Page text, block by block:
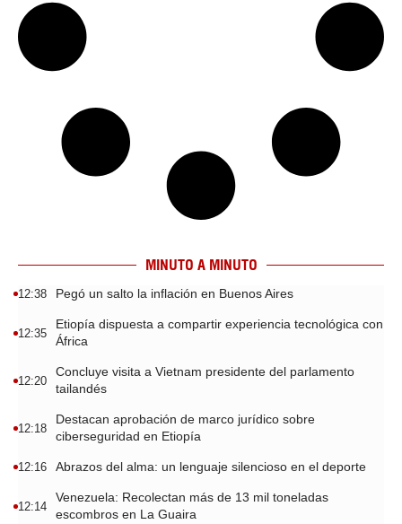
MINUTO A MINUTO
12:38 Pegó un salto la inflación en Buenos Aires
12:35
Etiopía dispuesta a compartir experiencia tecnológica con
África
12:20
Concluye visita a Vietnam presidente del parlamento
tailandés
12:18
Destacan aprobación de marco jurídico sobre
ciberseguridad en Etiopía
12:16 Abrazos del alma: un lenguaje silencioso en el deporte
12:14
Venezuela: Recolectan más de 13 mil toneladas
escombros en La Guaira